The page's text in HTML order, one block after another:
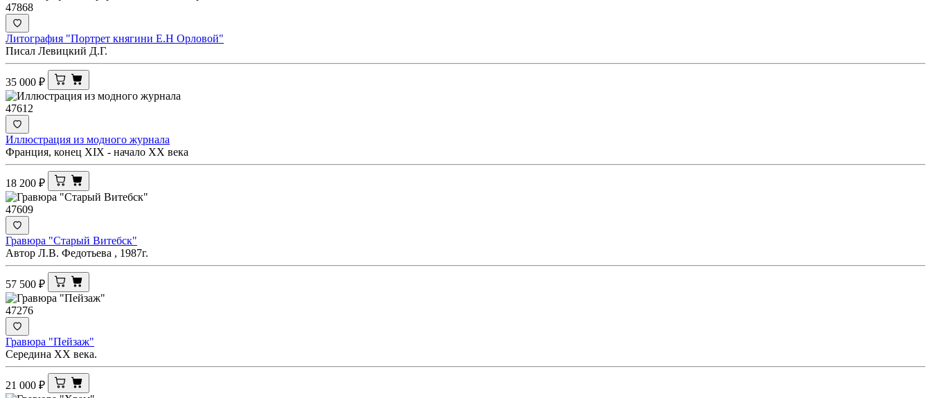
47868
Литография "Портрет княгини Е.Н Орловой"
Писал Левицкий Д.Г.
35 000 ₽
47612
Иллюстрация из модного журнала
Франция, конец XIX - начало XX века
18 200 ₽
47609
Гравюра "Старый Витебск"
Автор Л.В. Федотьева , 1987г.
57 500 ₽
47276
Гравюра "Пейзаж"
Середина ХХ века.
21 000 ₽